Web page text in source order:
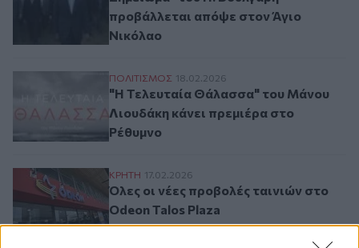
προβάλλεται απόψε στον Άγιο
Νικόλαο
"Η Τελευταία Θάλασσα" του Μάνου
ΠΟΛΙΤΙΣΜΟΣ 18.02.2026
"Η Τελευταία Θάλασσα" του Μάνου
Λιουδάκη κάνει πρεμιέρα στο
Ρέθυμνο
Όλες οι νέες προβολές ταινιών στο
ΚΡΗΤΗ 17.02.2026
Όλες οι νέες προβολές ταινιών στο
Odeon Talos Plaza